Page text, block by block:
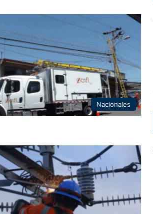
Nacionales